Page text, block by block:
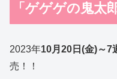
「ゲゲゲの鬼太
2023年10月20日(金)～7
売！！